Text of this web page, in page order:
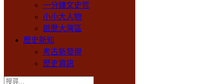
一分鐘文史哲
小小大人物
遊歷大灣區
歷史新知
考古新發現
歷史資訊